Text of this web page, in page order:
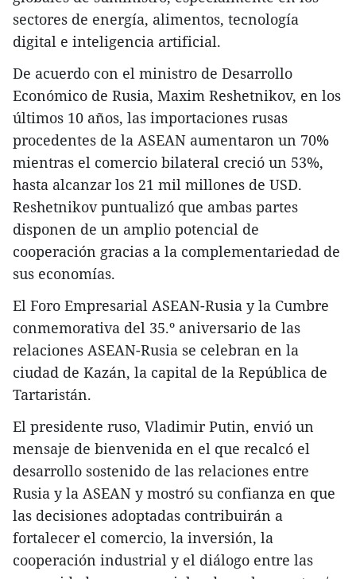
sectores de energía, alimentos, tecnología
digital e inteligencia artificial.
De acuerdo con el ministro de Desarrollo
Económico de Rusia, Maxim Reshetnikov, en los
últimos 10 años, las importaciones rusas
procedentes de la ASEAN aumentaron un 70%
mientras el comercio bilateral creció un 53%,
hasta alcanzar los 21 mil millones de USD.
Reshetnikov puntualizó que ambas partes
disponen de un amplio potencial de
cooperación gracias a la complementariedad de
sus economías.
El Foro Empresarial ASEAN-Rusia y la Cumbre
conmemorativa del 35.º aniversario de las
relaciones ASEAN-Rusia se celebran en la
ciudad de Kazán, la capital de la República de
Tartaristán.
El presidente ruso, Vladimir Putin, envió un
mensaje de bienvenida en el que recalcó el
desarrollo sostenido de las relaciones entre
Rusia y la ASEAN y mostró su confianza en que
las decisiones adoptadas contribuirán a
fortalecer el comercio, la inversión, la
cooperación industrial y el diálogo entre las